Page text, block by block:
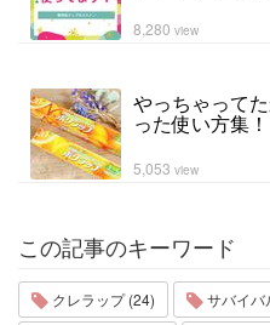
8,280 view
やっちゃって
った使い方集！
5,053 view
この記事のキーワード
クレラップ (24) サバイバ